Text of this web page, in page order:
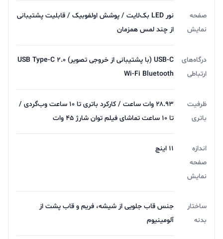
صفحه
نمایش
نور LED بک‌لایت / پوشش اولفوبیک / قابلیت پشتیبانی
از چند لمس همزمان
درگاه‌های
ارتباطی
USB-C (با پشتیبانی از خروجی تصویر) USB Type-C ۲.۰
Wi-Fi Bluetooth
ظرفیت
باتری
۲۸.۹۳ وات ساعت / کارکرد باتری تا ۱۰ ساعت وب‌گردی /
تا ۱۰ ساعت تماشای فیلم توان شارژ ۴۵ وات
اندازه
صفحه
نمایش
۱۱ اینچ
ساختار
بدنه
جنس قاب جلویی از شیشه، فریم و قاب پشت از
آلومینیوم